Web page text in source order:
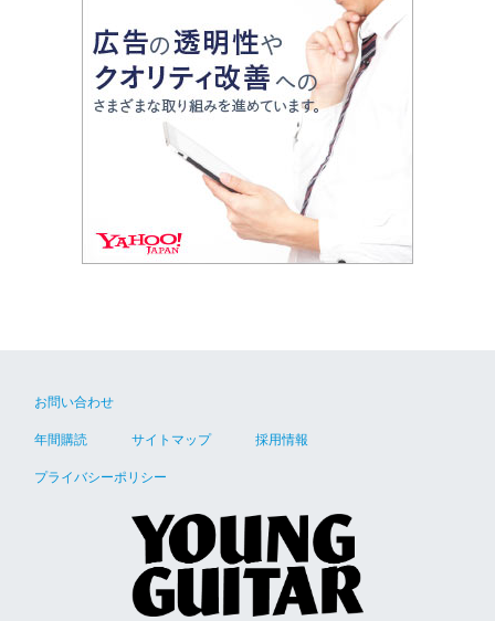
お問い合わせ
年間購読 サイトマップ 採用情報
プライバシーポリシー